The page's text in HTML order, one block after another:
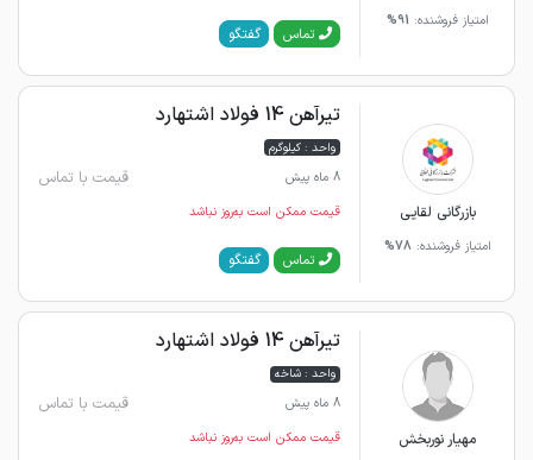
امتیاز فروشنده: 91%
تماس گفتگو
بازرگانی لقایی
امتیاز فروشنده: 78%
تیرآهن 14 فولاد اشتهارد
واحد : کیلوگرم
8 ماه پیش
قیمت با تماس
قیمت ممکن است به‌روز نباشد
تماس گفتگو
مهیار نوربخش
تیرآهن 14 فولاد اشتهارد
واحد : شاخه
8 ماه پیش
قیمت با تماس
قیمت ممکن است به‌روز نباشد